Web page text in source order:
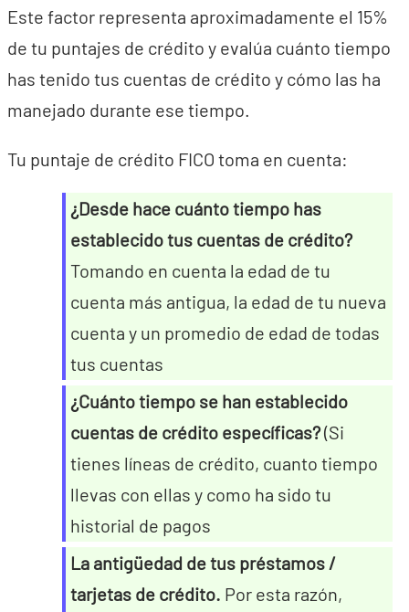
Este factor representa aproximadamente el 15%
de tu puntajes de crédito y evalúa cuánto tiempo
has tenido tus cuentas de crédito y cómo las ha
manejado durante ese tiempo.
Tu puntaje de crédito FICO toma en cuenta:
¿Desde hace cuánto tiempo has
establecido tus cuentas de crédito?
Tomando en cuenta la edad de tu
cuenta más antigua, la edad de tu nueva
cuenta y un promedio de edad de todas
tus cuentas
¿Cuánto tiempo se han establecido
cuentas de crédito específicas?(Si
tienes líneas de crédito, cuanto tiempo
llevas con ellas y como ha sido tu
historial de pagos
La antigüedad de tus préstamos /
tarjetas de crédito. Por esta razón,